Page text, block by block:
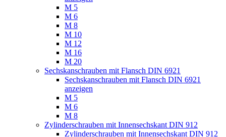
M 5
M 6
M 8
M 10
M 12
M 16
M 20
Sechskanschrauben mit Flansch DIN 6921
Sechskanschrauben mit Flansch DIN 6921
anzeigen
M 5
M 6
M 8
Zylinderschrauben mit Innensechskant DIN 912
Zylinderschrauben mit Innensechskant DIN 912